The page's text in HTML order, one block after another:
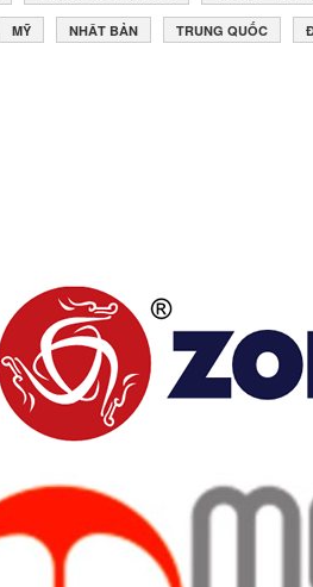
MỸ NHÂT BẢN TRUNG QUỐC